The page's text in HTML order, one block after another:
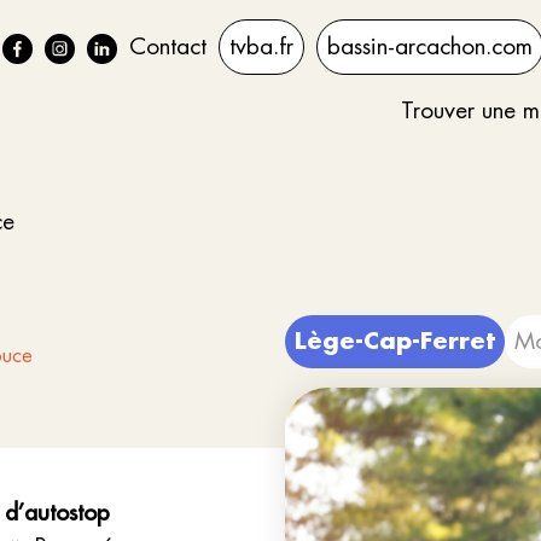
Contact tvba.fr bassin-arcachon.com
Trouver une
Lège-Cap-Ferret